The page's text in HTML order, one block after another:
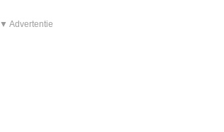
▼ Advertentie